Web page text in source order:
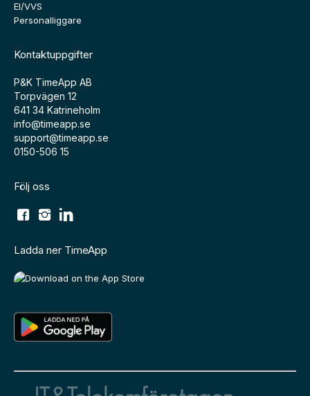
El/VVS
Personalliggare
Kontaktuppgifter
P&K TimeApp AB
Torpvägen 12
641 34 Katrineholm
info@timeapp.se
support@timeapp.se
0150-506 15
Följ oss
Ladda ner TimeApp